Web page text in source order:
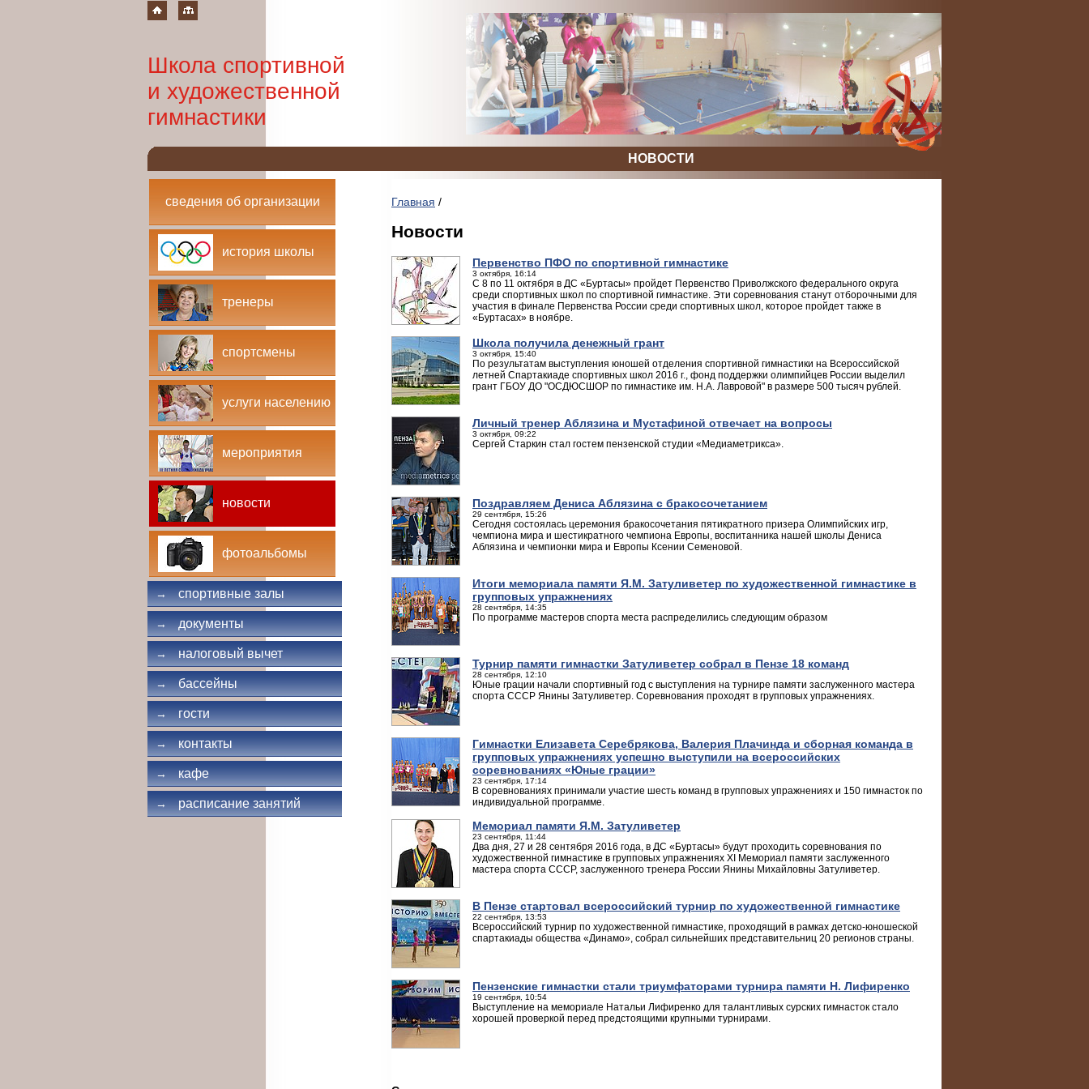
Школа спортивной
и художественной
гимнастики
НОВОСТИ
сведения об организации
история школы
тренеры
спортсмены
услуги населению
мероприятия
новости
фотоальбомы
→ спортивные залы
→ документы
→ налоговый вычет
→ бассейны
→ гости
→ контакты
→ кафе
→ расписание занятий
Главная /
Новости
Первенство ПФО по спортивной гимнастике
3 октября, 16:14
С 8 по 11 октября в ДС «Буртасы» пройдет Первенство Приволжского федерального округа
среди спортивных школ по спортивной гимнастике. Эти соревнования станут отборочными для
участия в финале Первенства России среди спортивных школ, которое пройдет также в
«Буртасах» в ноябре.
Школа получила денежный грант
3 октября, 15:40
По результатам выступления юношей отделения спортивной гимнастики на Всероссийской
летней Спартакиаде спортивных школ 2016 г., фонд поддержки олимпийцев России выделил
грант ГБОУ ДО "ОСДЮСШОР по гимнастике им. Н.А. Лавровой" в размере 500 тысяч рублей.
Личный тренер Аблязина и Мустафиной отвечает на вопросы
3 октября, 09:22
Сергей Старкин стал гостем пензенской студии «Медиаметрикса».
Поздравляем Дениса Аблязина с бракосочетанием
29 сентября, 15:26
Сегодня состоялась церемония бракосочетания пятикратного призера Олимпийских игр,
чемпиона мира и шестикратного чемпиона Европы, воспитанника нашей школы Дениса
Аблязина и чемпионки мира и Европы Ксении Семеновой.
Итоги мемориала памяти Я.М. Затуливетер по художественной гимнастике в
групповых упражнениях
28 сентября, 14:35
По программе мастеров спорта места распределились следующим образом
Турнир памяти гимнастки Затуливетер собрал в Пензе 18 команд
28 сентября, 12:10
Юные грации начали спортивный год с выступления на турнире памяти заслуженного мастера
спорта СССР Янины Затуливетер. Соревнования проходят в групповых упражнениях.
Гимнастки Елизавета Серебрякова, Валерия Плачинда и сборная команда в
групповых упражнениях успешно выступили на всероссийских
соревнованиях «Юные грации»
23 сентября, 17:14
В соревнованиях принимали участие шесть команд в групповых упражнениях и 150 гимнасток по
индивидуальной программе.
Мемориал памяти Я.М. Затуливетер
23 сентября, 11:44
Два дня, 27 и 28 сентября 2016 года, в ДС «Буртасы» будут проходить соревнования по
художественной гимнастике в групповых упражнениях XI Мемориал памяти заслуженного
мастера спорта СССР, заслуженного тренера России Янины Михайловны Затуливетер.
В Пензе стартовал всероссийский турнир по художественной гимнастике
22 сентября, 13:53
Всероссийский турнир по художественной гимнастике, проходящий в рамках детско-юношеской
спартакиады общества «Динамо», собрал сильнейших представительниц 20 регионов страны.
Пензенские гимнастки стали триумфаторами турнира памяти Н. Лифиренко
19 сентября, 10:54
Выступление на мемориале Натальи Лифиренко для талантливых сурских гимнасток стало
хорошей проверкой перед предстоящими крупными турнирами.